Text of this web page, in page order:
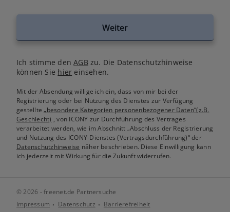
Weiter
Ich stimme denAGB zu. Die Datenschutzhinweise
können Sie hier einsehen.
Mit der Absendung willige ich ein, dass von mir bei der
Registrierung oder bei Nutzung des Dienstes zur Verfügung
gestellte„besondere Kategorien personenbezogener Daten“(z.B.
Geschlecht) , von ICONY zur Durchführung des Vertrages
verarbeitet werden, wie im Abschnitt „Abschluss der Registrierung
und Nutzung des ICONY-Dienstes (Vertragsdurchführung)“ der
Datenschutzhinweise näher beschrieben. Diese Einwilligung kann
ich jederzeit mit Wirkung für die Zukunft widerrufen.
© 2026 - freenet.de Partnersuche
Impressum
Datenschutz Barrierefreiheit